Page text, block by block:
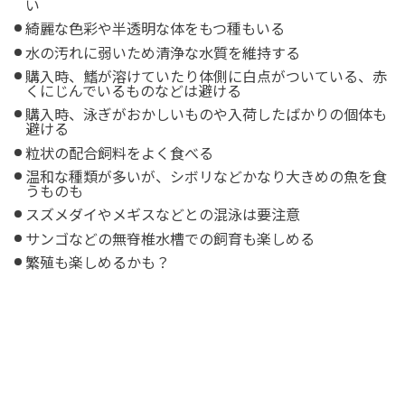
綺麗な色彩や半透明な体をもつ種もいる
水の汚れに弱いため清浄な水質を維持する
購入時、鰭が溶けていたり体側に白点がついている、赤
くにじんでいるものなどは避ける
購入時、泳ぎがおかしいものや入荷したばかりの個体も
避ける
粒状の配合飼料をよく食べる
温和な種類が多いが、シボリなどかなり大きめの魚を食
うものも
スズメダイやメギスなどとの混泳は要注意
サンゴなどの無脊椎水槽での飼育も楽しめる
繁殖も楽しめるかも？